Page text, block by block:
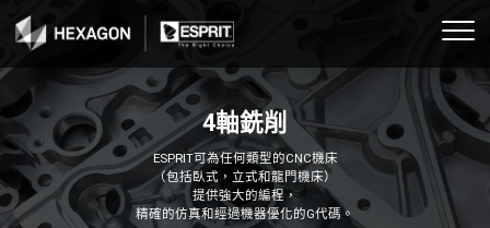
4軸銑削
ESPRIT可為任何類型的CNC機床
（包括臥式，立式和龍門機床）
提供強大的編程，
精確的仿真和經過機器優化的G代碼。
ESPRIT 簡介
高速擺線車削
高速擺線銑削
2.5軸
4軸
MillTurn 走刀車銑
C+Y+B+五軸曲面
SwissTurn 走心車銑
C+Y+B+五軸曲面
行業區分
汽車與運輸
消費產品
合作夥伴
教育訓練
教育培訓
鉅偉公司培訓
學術與職訓單位
車床模組
銑床模組
車銑複合(SWISS 走心)
國內機械展會
國內成功案例分享
原廠成功案例分享